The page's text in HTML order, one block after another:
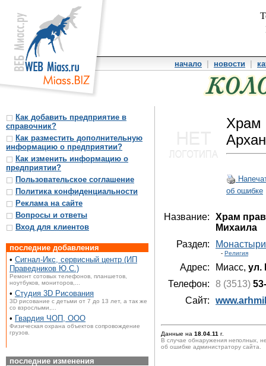
начало новости
Как добавить предприятие в
справочник?
Как разместить дополнительную
информацию о предприятии?
Как изменить информацию о
предприятии?
Пользовательское соглашение
Политика конфиденциальности
Реклама на сайте
Вопросы и ответы
Вход для клиентов
последние добавления
• Сигнал-Икс, сервисный центр (ИП
Праведников Ю.С.)
Ремонт сотовых телефонов, планшетов,
ноутбуков, мониторов,...
• Студия 3D Рисования
3D рисование с детьми от 7 до 13 лет, а так же
со взрослыми,...
• Гвардия ЧОП, ООО
Физическая охрана объектов сопровождение
грузов.
последние изменения
Храм
об ошибке
Название:
Храм
Михаила
Раздел:
- Религия
Адрес: Миасс, ул.
Телефон:
8 (3513)
Сайт:
Данные на 18.04.11 г.
В случае обнаружения неполных,
об ошибке администратору сайта.